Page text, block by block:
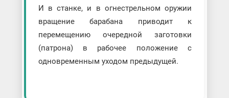
И в станке, и в огнестрельном оружии
вращение барабана приводит к
перемещению очередной заготовки
(патрона) в рабочее положение с
одновременным уходом предыдущей.